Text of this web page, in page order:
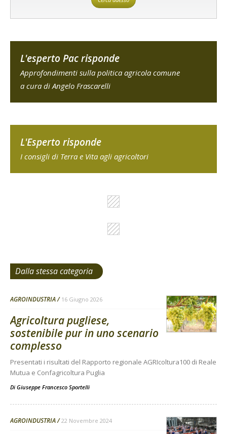
L'esperto Pac risponde
Approfondimenti sulla politica agricola comune
a cura di Angelo Frascarelli
L'Esperto risponde
I consigli di Terra e Vita agli agricoltori
Dalla stessa categoria
AGROINDUSTRIA 16 Giugno 2026
Agricoltura pugliese,
sostenibile pur in uno scenario
complesso
Presentati i risultati del Rapporto regionale AGRIcoltura100 di Reale
Mutua e Confagricoltura Puglia
Di Giuseppe Francesco Sportelli
AGROINDUSTRIA 22 Novembre 2024